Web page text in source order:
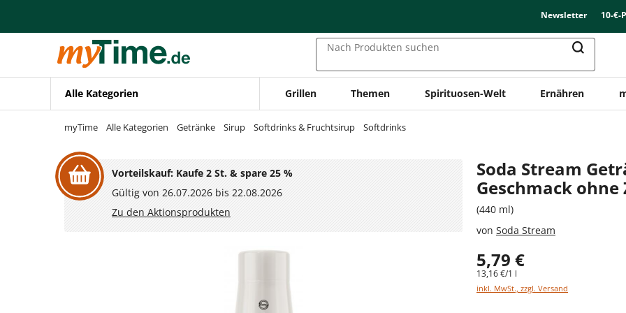
Zur Navigation springen
Zur Suche springen
Newsletter 10-€-
Nach Produkten suchen
Alle Kategorien Grillen Themen Spirituosen-Welt Ernähren
myTime Alle Kategorien Getränke Sirup Softdrinks & Fruchtsirup Softdrinks
Vorteilskauf: Kaufe 2 St. & spare 25 %
Gültig von 26.07.2026 bis 22.08.2026
Zu den Aktionsprodukten
Soda Stream
Geschmack ohne
(440 ml)
von Soda Stream
5,79 €
13,16 €/1 l
inkl. MwSt., zzgl. Versand